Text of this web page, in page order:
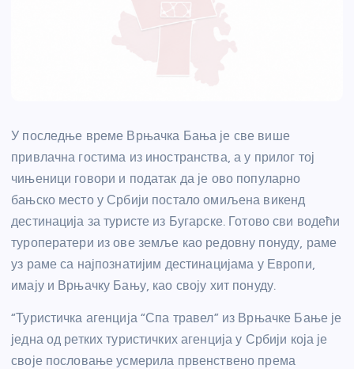
У последње време Врњачка Бања је све више
привлачна гостима из иностранства, а у прилог тој
чињеници говори и податак да је ово популарно
бањско место у Србији постало омиљена викенд
дестинација за туристе из Бугарске. Готово сви водећи
туроператери из ове земље као редовну понуду, раме
уз раме са најпознатијим дестинацијама у Европи,
имају и Врњачку Бању, као своју хит понуду.
“Туристичка агенција “Спа травел” из Врњачке Бање је
једна од ретких туристичких агенција у Србији која је
своје пословање усмерила првенствено према